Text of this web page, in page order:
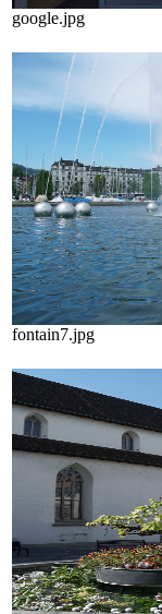
google.jpg
fontain7.jpg